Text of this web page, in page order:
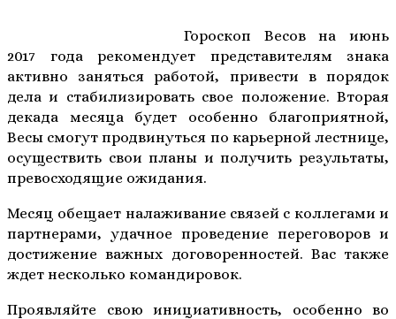
Гороскоп Весов на июнь
2017 года рекомендует представителям знака
активно заняться работой, привести в порядок
дела и стабилизировать свое положение. Вторая
декада месяца будет особенно благоприятной,
Весы смогут продвинуться по карьерной лестнице,
осуществить свои планы и получить результаты,
превосходящие ожидания.
Месяц обещает налаживание связей с коллегами и
партнерами, удачное проведение переговоров и
достижение важных договоренностей. Вас также
ждет несколько командировок.
Проявляйте свою инициативность, особенно во